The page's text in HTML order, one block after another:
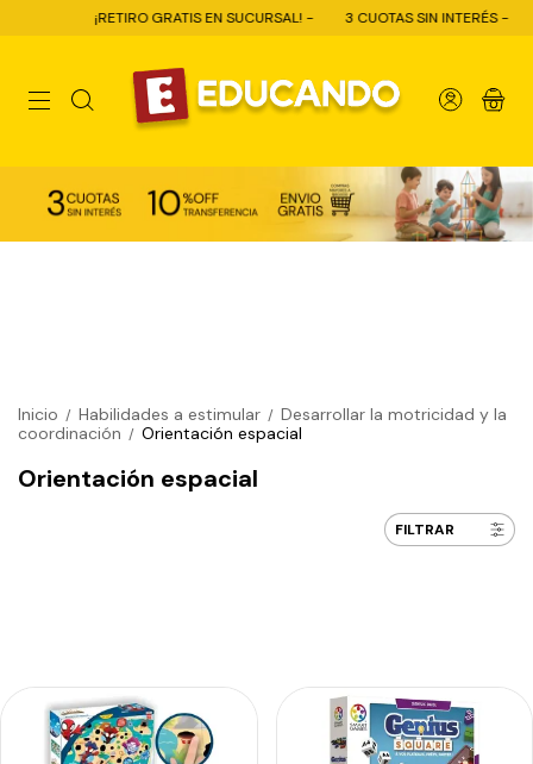
¡RETIRO GRATIS EN SUCURSAL! - 3 CUOTAS SIN INTERÉS -
0
Inicio / Habilidades a estimular / Desarrollar la motricidad y la
coordinación / Orientación espacial
Orientación espacial
FILTRAR